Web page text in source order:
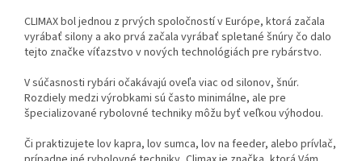
CLIMAX bol jednou z prvých spoločností v Európe, ktorá začala
vyrábať silony a ako prvá začala vyrábať spletané šnúry čo dalo
tejto značke víťazstvo v nových technológiách pre rybárstvo.
V súčasnosti rybári očakávajú oveľa viac od silonov, šnúr.
Rozdiely medzi výrobkami sú často minimálne, ale pre
špecializované rybolovné techniky môžu byť veľkou výhodou.
Či praktizujete lov kapra, lov sumca, lov na feeder, alebo prívlač,